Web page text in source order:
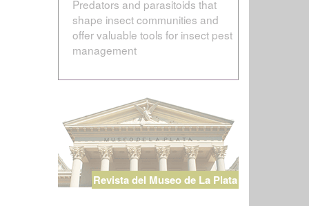
Predators and parasitoids that
shape insect communities and
offer valuable tools for insect pest
management
Revista del Museo de La Plata